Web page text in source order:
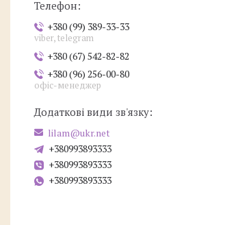
+380 (99) 389-33-33
viber, telegram
+380 (67) 542-82-82
+380 (96) 256-00-80
офіс-менеджер
lilam@ukr.net
+380993893333
+380993893333
+380993893333